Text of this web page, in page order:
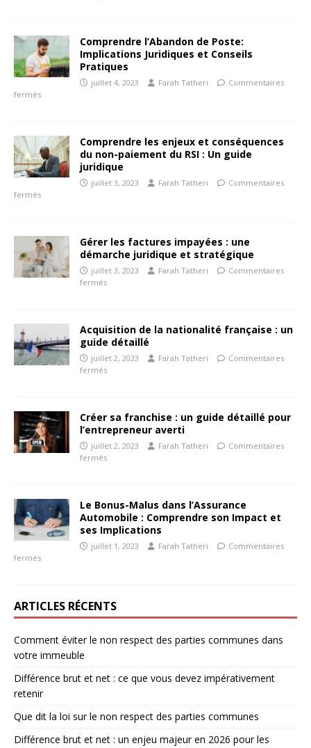
Comprendre l’Abandon de Poste:
Implications Juridiques et Conseils
Pratiques
juillet 4, 2023 Farah Tatheri
Commentaires
fermés
Comprendre les enjeux et conséquences
du non-paiement du RSI : Un guide
juridique
juillet 3, 2023 Farah Tatheri
Commentaires
fermés
Gérer les factures impayées : une
démarche juridique et stratégique
juillet 3, 2023 Farah Tatheri
Commentaires
fermés
Acquisition de la nationalité française : un
guide détaillé
juillet 2, 2023 Farah Tatheri
Commentaires
fermés
Créer sa franchise : un guide détaillé pour
l’entrepreneur averti
juillet 2, 2023 Farah Tatheri
Commentaires
fermés
Le Bonus-Malus dans l’Assurance
Automobile : Comprendre son Impact et
ses Implications
juillet 1, 2023 Farah Tatheri
Commentaires
fermés
ARTICLES RÉCENTS
Comment éviter le non respect des parties communes dans
votre immeuble
Différence brut et net : ce que vous devez impérativement
retenir
Que dit la loi sur le non respect des parties communes
Différence brut et net : un enjeu majeur en 2026 pour les